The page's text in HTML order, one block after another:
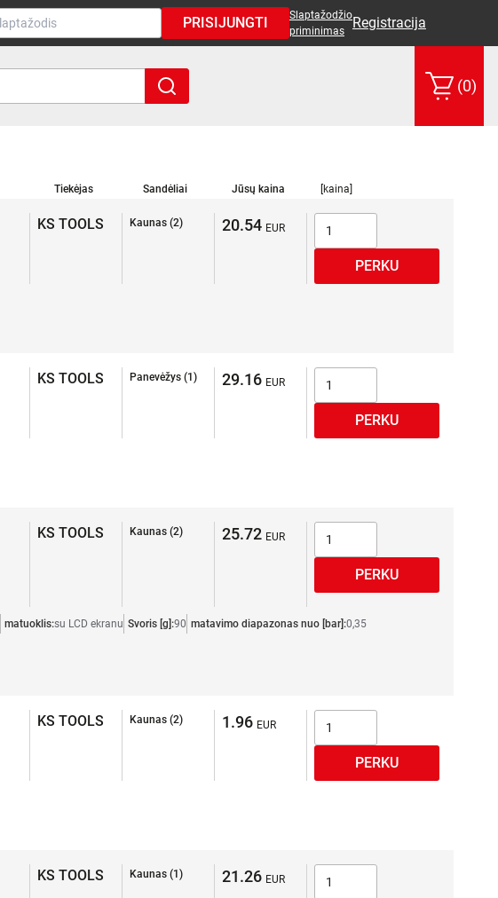
PRISIJUNGTI
Slaptažodžio
priminimas
Registracija
(0)
Tiekėjas Sandėliai Jūsų kaina [kaina]
KS TOOLS Kaunas (2) 20.54
KS TOOLS Panevėžys (1) 29.16
KS TOOLS Kaunas (2) 25.72
matuoklis:su LCD ekranu Svoris [g]:90 matavimo diapazonas nuo [bar]:0,35
KS TOOLS Kaunas (2) 1.96
KS TOOLS Kaunas (1) 21.26